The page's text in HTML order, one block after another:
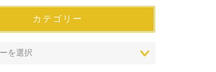
カテゴリー